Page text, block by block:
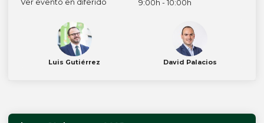
Ver evento en diferido 9:00h - 10:00h
Luis Gutiérrez David Palacios